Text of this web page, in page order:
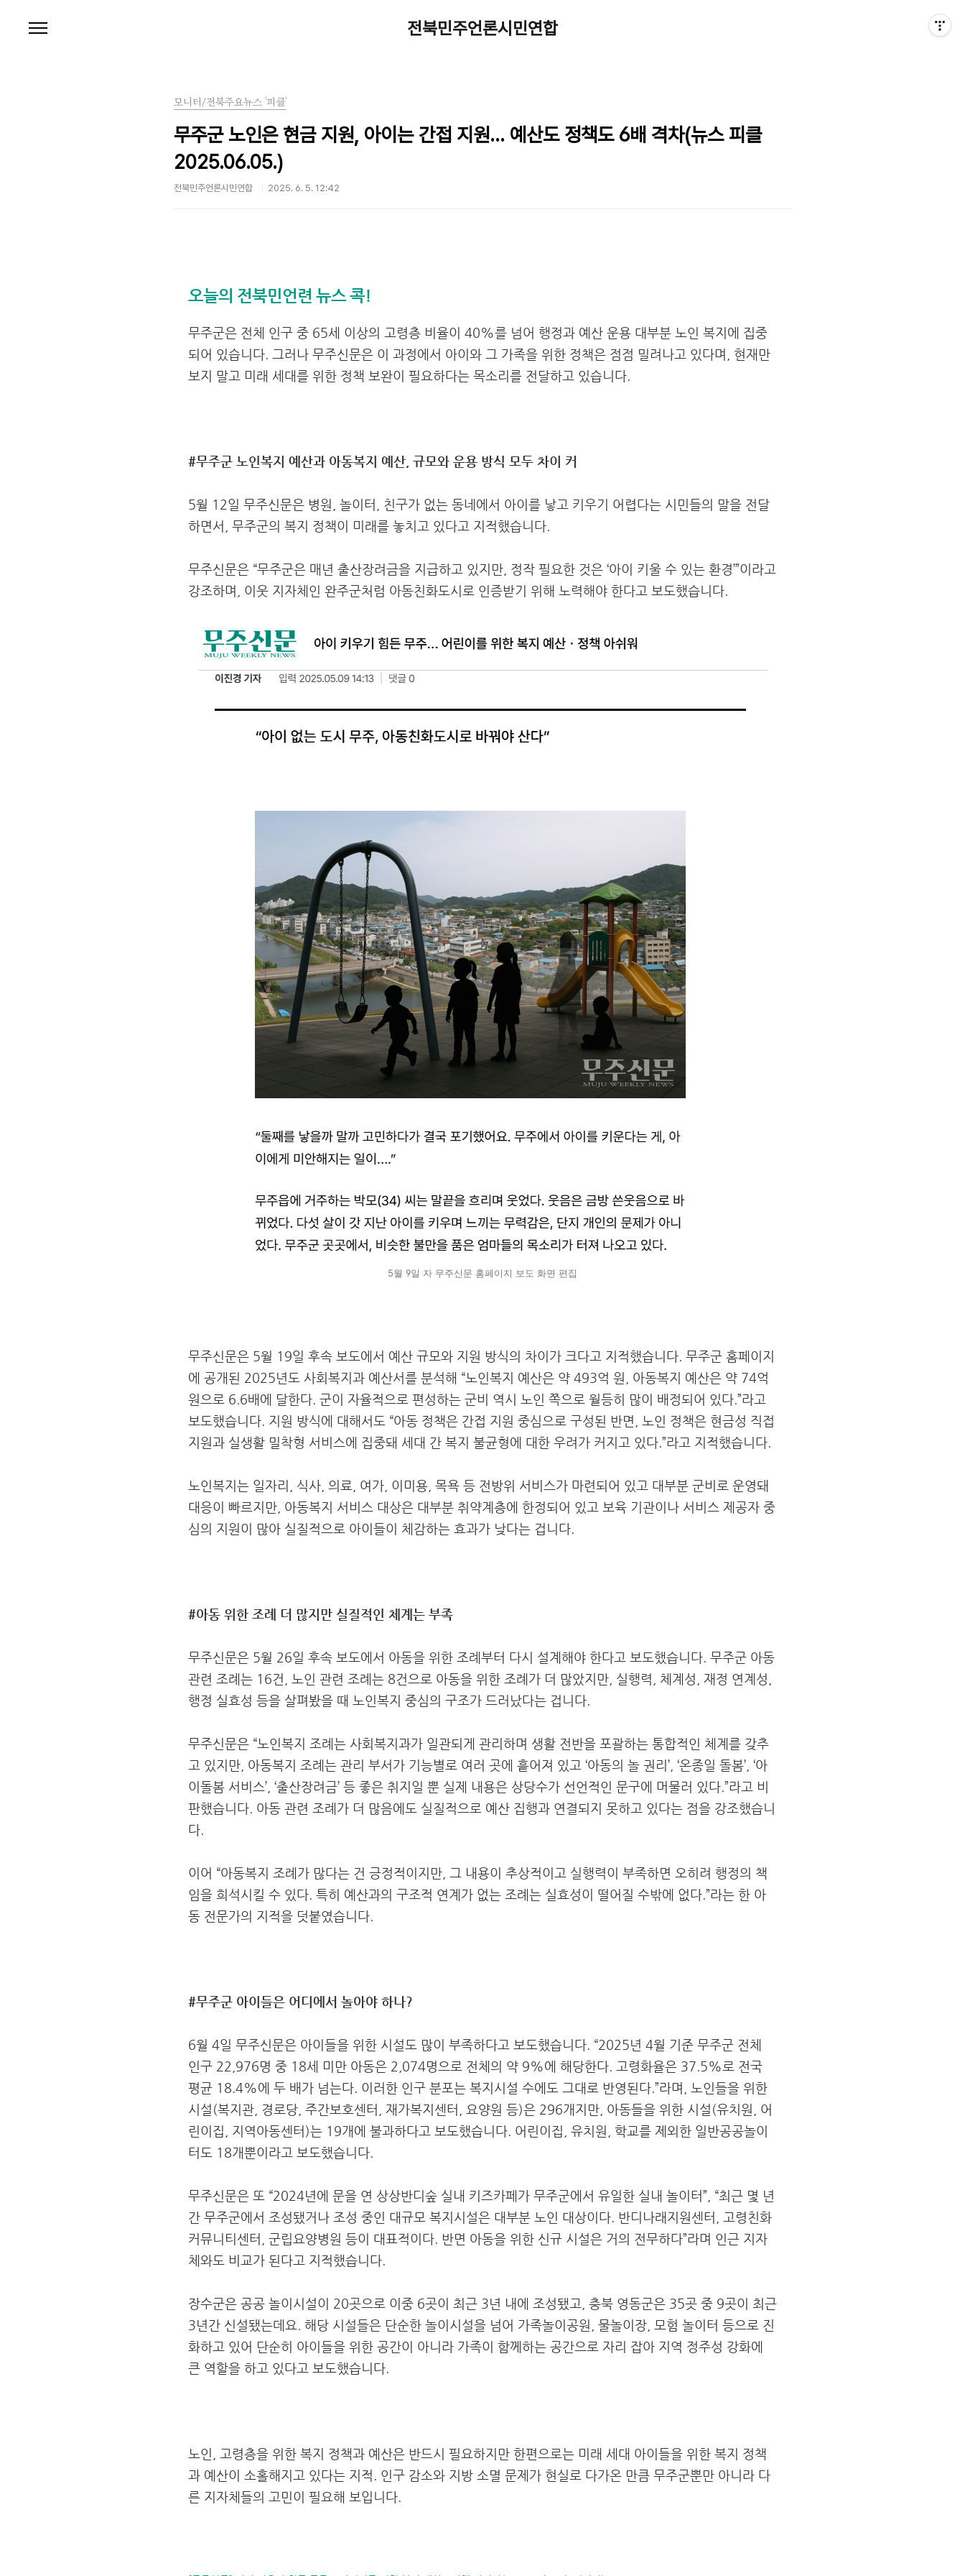
전북민주언론시민연합
모니터/전북주요뉴스 '피클'
무주군 노인은 현금 지원, 아이는 간접 지원... 예산도 정책도 6배 격차(뉴스 피클
2025.06.05.)
전북민주언론시민연합 2025. 6. 5. 12:42
오늘의 전북민언련 뉴스 콕!
무주군은 전체 인구 중 65세 이상의 고령층 비율이 40%를 넘어 행정과 예산 운용 대부분 노인 복지에 집중
되어 있습니다. 그러나 무주신문은 이 과정에서 아이와 그 가족을 위한 정책은 점점 밀려나고 있다며, 현재만
보지 말고 미래 세대를 위한 정책 보완이 필요하다는 목소리를 전달하고 있습니다.
#무주군 노인복지 예산과 아동복지 예산, 규모와 운용 방식 모두 차이 커
5월 12일 무주신문은 병원, 놀이터, 친구가 없는 동네에서 아이를 낳고 키우기 어렵다는 시민들의 말을 전달
하면서, 무주군의 복지 정책이 미래를 놓치고 있다고 지적했습니다.
무주신문은 “무주군은 매년 출산장려금을 지급하고 있지만, 정작 필요한 것은 ‘아이 키울 수 있는 환경’”이라고
강조하며, 이웃 지자체인 완주군처럼 아동친화도시로 인증받기 위해 노력해야 한다고 보도했습니다.
5월 9일 자 무주신문 홈페이지 보도 화면 편집
무주신문은 5월 19일 후속 보도에서 예산 규모와 지원 방식의 차이가 크다고 지적했습니다. 무주군 홈페이지
에 공개된 2025년도 사회복지과 예산서를 분석해 “노인복지 예산은 약 493억 원, 아동복지 예산은 약 74억
원으로 6.6배에 달한다. 군이 자율적으로 편성하는 군비 역시 노인 쪽으로 월등히 많이 배정되어 있다.”라고
보도했습니다. 지원 방식에 대해서도 “아동 정책은 간접 지원 중심으로 구성된 반면, 노인 정책은 현금성 직접
지원과 실생활 밀착형 서비스에 집중돼 세대 간 복지 불균형에 대한 우려가 커지고 있다.”라고 지적했습니다.
노인복지는 일자리, 식사, 의료, 여가, 이미용, 목욕 등 전방위 서비스가 마련되어 있고 대부분 군비로 운영돼
대응이 빠르지만, 아동복지 서비스 대상은 대부분 취약계층에 한정되어 있고 보육 기관이나 서비스 제공자 중
심의 지원이 많아 실질적으로 아이들이 체감하는 효과가 낮다는 겁니다.
#아동 위한 조례 더 많지만 실질적인 체계는 부족
무주신문은 5월 26일 후속 보도에서 아동을 위한 조례부터 다시 설계해야 한다고 보도했습니다. 무주군 아동
관련 조례는 16건, 노인 관련 조례는 8건으로 아동을 위한 조례가 더 많았지만, 실행력, 체계성, 재정 연계성,
행정 실효성 등을 살펴봤을 때 노인복지 중심의 구조가 드러났다는 겁니다.
무주신문은 “노인복지 조례는 사회복지과가 일관되게 관리하며 생활 전반을 포괄하는 통합적인 체계를 갖추
고 있지만, 아동복지 조례는 관리 부서가 기능별로 여러 곳에 흩어져 있고 ‘아동의 놀 권리’, ‘온종일 돌봄’, ‘아
이돌봄 서비스’, ‘출산장려금’ 등 좋은 취지일 뿐 실제 내용은 상당수가 선언적인 문구에 머물러 있다.”라고 비
판했습니다. 아동 관련 조례가 더 많음에도 실질적으로 예산 집행과 연결되지 못하고 있다는 점을 강조했습니
다.
이어 “아동복지 조례가 많다는 건 긍정적이지만, 그 내용이 추상적이고 실행력이 부족하면 오히려 행정의 책
임을 희석시킬 수 있다. 특히 예산과의 구조적 연계가 없는 조례는 실효성이 떨어질 수밖에 없다.”라는 한 아
동 전문가의 지적을 덧붙였습니다.
#무주군 아이들은 어디에서 놀아야 하나?
6월 4일 무주신문은 아이들을 위한 시설도 많이 부족하다고 보도했습니다. “2025년 4월 기준 무주군 전체
인구 22,976명 중 18세 미만 아동은 2,074명으로 전체의 약 9%에 해당한다. 고령화율은 37.5%로 전국
평균 18.4%에 두 배가 넘는다. 이러한 인구 분포는 복지시설 수에도 그대로 반영된다.”라며, 노인들을 위한
시설(복지관, 경로당, 주간보호센터, 재가복지센터, 요양원 등)은 296개지만, 아동들을 위한 시설(유치원, 어
린이집, 지역아동센터)는 19개에 불과하다고 보도했습니다. 어린이집, 유치원, 학교를 제외한 일반공공놀이
터도 18개뿐이라고 보도했습니다.
무주신문은 또 “2024년에 문을 연 상상반디숲 실내 키즈카페가 무주군에서 유일한 실내 놀이터”, “최근 몇 년
간 무주군에서 조성됐거나 조성 중인 대규모 복지시설은 대부분 노인 대상이다. 반디나래지원센터, 고령친화
커뮤니티센터, 군립요양병원 등이 대표적이다. 반면 아동을 위한 신규 시설은 거의 전무하다”라며 인근 지자
체와도 비교가 된다고 지적했습니다.
장수군은 공공 놀이시설이 20곳으로 이중 6곳이 최근 3년 내에 조성됐고, 충북 영동군은 35곳 중 9곳이 최근
3년간 신설됐는데요. 해당 시설들은 단순한 놀이시설을 넘어 가족놀이공원, 물놀이장, 모험 놀이터 등으로 진
화하고 있어 단순히 아이들을 위한 공간이 아니라 가족이 함께하는 공간으로 자리 잡아 지역 정주성 강화에
큰 역할을 하고 있다고 보도했습니다.
노인, 고령층을 위한 복지 정책과 예산은 반드시 필요하지만 한편으로는 미래 세대 아이들을 위한 복지 정책
과 예산이 소홀해지고 있다는 지적. 인구 감소와 지방 소멸 문제가 현실로 다가온 만큼 무주군뿐만 아니라 다
른 지자체들의 고민이 필요해 보입니다.